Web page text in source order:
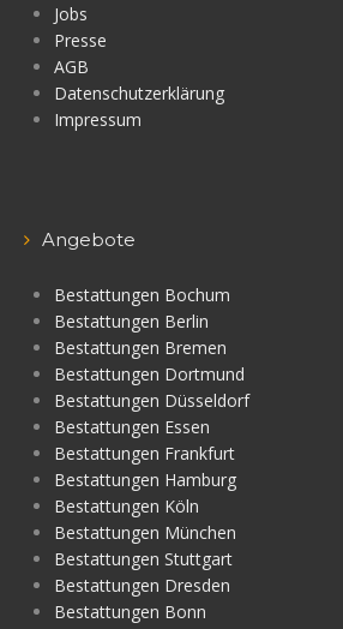
Jobs
Presse
AGB
Datenschutzerklärung
Impressum
Angebote
Bestattungen Bochum
Bestattungen Berlin
Bestattungen Bremen
Bestattungen Dortmund
Bestattungen Düsseldorf
Bestattungen Essen
Bestattungen Frankfurt
Bestattungen Hamburg
Bestattungen Köln
Bestattungen München
Bestattungen Stuttgart
Bestattungen Dresden
Bestattungen Bonn